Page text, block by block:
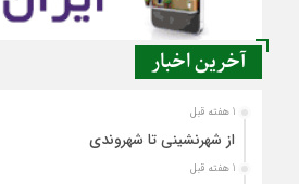
آخرین اخبار
1 هفته قبل
از شهرنشینی تا شهروندی
1 هفته قبل